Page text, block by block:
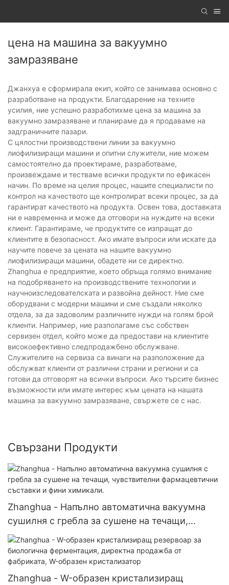
цена на машина за вакуумно
замразяване
Джанхуа е сформирала екип, който се занимава основно с
разработване на продукти. Благодарение на техните
усилия, ние успешно разработихме цена за машина за
вакуумно замразяване и планираме да я продаваме на
задграничните пазари.
С цялостни производствени линии за вакуумно
лиофилизиращи машини и опитни служители, ние можем
самостоятелно да проектираме, разработваме,
произвеждаме и тестваме всички продукти по ефикасен
начин. По време на целия процес, нашите специалисти по
контрол на качеството ще контролират всеки процес, за да
гарантират качеството на продукта. Освен това, доставката
ни е навременна и може да отговори на нуждите на всеки
клиент. Гарантираме, че продуктите се изпращат до
клиентите в безопасност. Ако имате въпроси или искате да
научите повече за цената на нашите вакуумно
лиофилизиращи машини, обадете ни се директно.
Zhanghua е предприятие, което обръща голямо внимание
на подобряването на производствените технологии и
научноизследователската и развойна дейност. Ние сме
оборудвани с модерни машини и сме създали няколко
отдела, за да задоволим различните нужди на голям брой
клиенти. Например, ние разполагаме със собствен
сервизен отдел, който може да предостави на клиентите
високоефективно следпродажбено обслужване.
Служителите на сервиза са винаги на разположение да
обслужват клиенти от различни страни и региони и са
готови да отговорят на всички въпроси. Ако търсите бизнес
възможности или имате интерес към цената на нашата
машина за вакуумно замразяване, свържете се с нас.
Свързани Продукти
Zhanghua - Напълно автоматична вакуумна
сушилня с гребла за сушене на течащи,
чувствителни фармацевтични съставки и фини
химикали.
Zhanghua - W-образен кристализиращ